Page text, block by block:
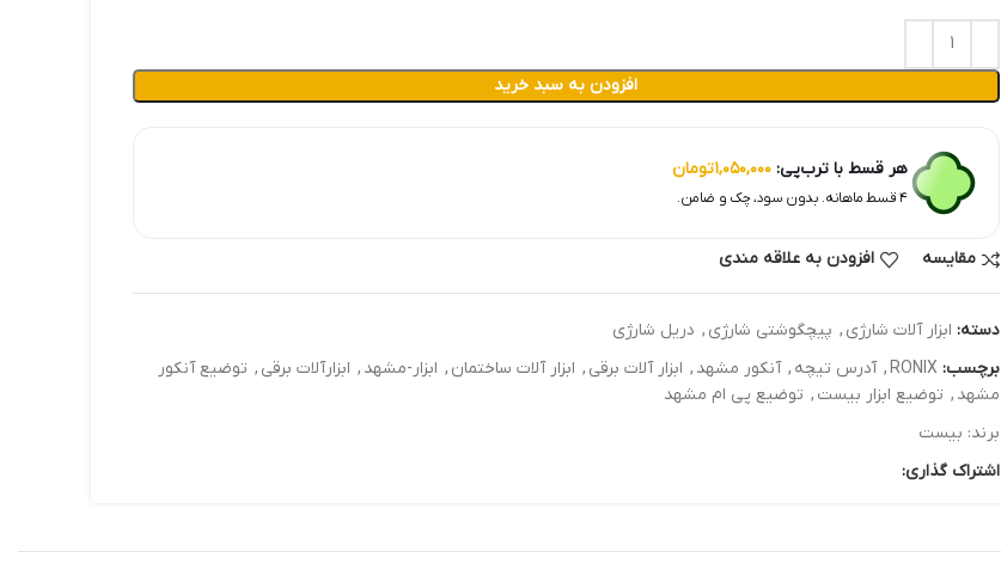
افزودن به سبد خرید
هر قسط با ترب‌پی:۱,۰۵۰,۰۰۰تومان
۴ قسط ماهانه. بدون سود، چک و ضامن.
مقایسه افزودن به علاقه مندی
دسته: ابزار آلات شارژي , پیچگوشتی شارژی , دريل شارژي
برچسب: RONIX
, آدرس تیچه , آنکور مشهد , ابزار آلات برقی , ابزار آلات ساختمان , ابزار-مشهد , ابزارآلات برقی , توضیع آنکور
مشهد , توضیع ابزار بیست , توضیع پی ام مشهد
برند: بیست
اشتراک گذاری: